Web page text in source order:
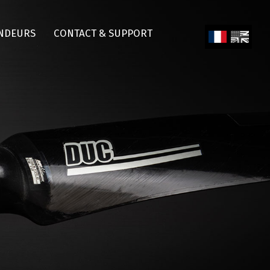
CONTACT & SUPPORT
Engl